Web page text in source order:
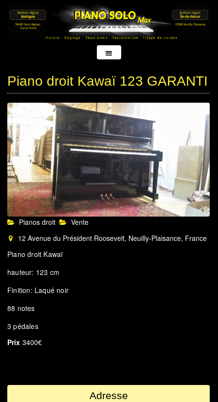
Piano droit Kawaï 123 GARANTI
Pianos droit
Vente
12 Avenue du Président Roosevelt, Neuilly-Plaisance, France
Piano droit Kawaï
hauteur: 123 cm
Finition: Laqué noir
88 notes
3 pédales
Prix 3400€
Adresse